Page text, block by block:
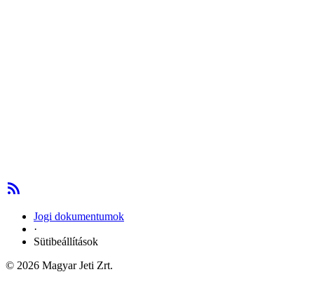
Jogi dokumentumok
·
Sütibeállítások
© 2026 Magyar Jeti Zrt.